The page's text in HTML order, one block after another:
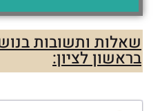
שאלות ותשובות
בראשון לציון: